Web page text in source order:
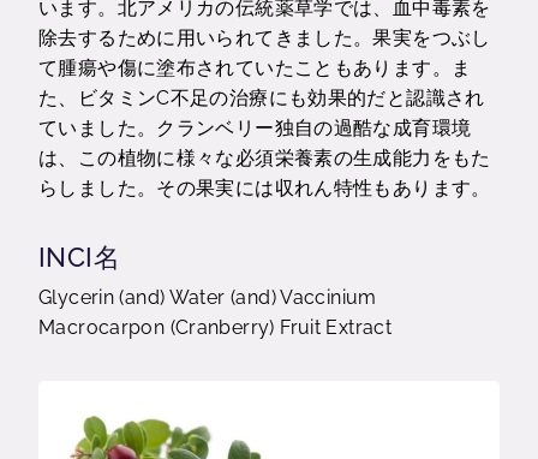
います。北アメリカの伝統薬草学では、血中毒素を
除去するために用いられてきました。果実をつぶし
て腫瘍や傷に塗布されていたこともあります。ま
た、ビタミンC不足の治療にも効果的だと認識され
ていました。クランベリー独自の過酷な成育環境
は、この植物に様々な必須栄養素の生成能力をもた
らしました。その果実には収れん特性もあります。
INCI名
Glycerin (and) Water (and) Vaccinium
Macrocarpon (Cranberry) Fruit Extract